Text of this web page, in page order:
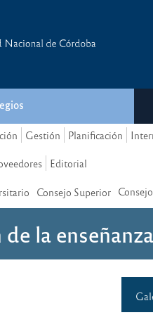
Gestión Planificación
Editorial
Consejo Superior
la enseñanza